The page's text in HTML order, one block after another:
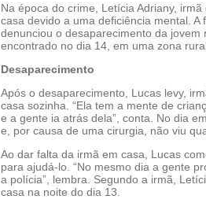
Na época do crime, Letícia Adriany,
casa devido a uma deficiência mental.
denunciou o desaparecimento da
encontrado no dia 14, em uma zona
Desaparecimento
Após o desaparecimento, Lucas levy,
casa sozinha. “Ela tem a mente de
e a gente ia atrás dela”, conta. No dia
e, por causa de uma cirurgia, não viu
Ao dar falta da irmã em casa, Lucas
para ajudá-lo. “No mesmo dia a gente
a polícia”, lembra. Segundo a irmã,
casa na noite do dia 13.